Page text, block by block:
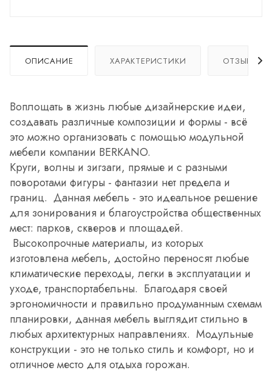
ОПИСАНИЕ ХАРАКТЕРИСТИКИ ОТЗЫВЫ
Воплощать в жизнь любые дизайнерские идеи,
создавать различные композиции и формы - всё
это можно организовать с помощью модульной
мебели компании BERKANO.
Круги, волны и зигзаги, прямые и с разными
поворотами фигуры - фантазии нет предела и
границ. Данная мебель - это идеальное решение
для зонирования и благоустройства общественных
мест: парков, скверов и площадей.
Высокопрочные материалы, из которых
изготовлена мебель, достойно переносят любые
климатические переходы, легки в эксплуатации и
уходе, транспортабельны. Благодаря своей
эргономичности и правильно продуманным схемам
планировки, данная мебель выглядит стильно в
любых архитектурных направлениях. Модульные
конструкции - это не только стиль и комфорт, но и
отличное место для отдыха горожан.